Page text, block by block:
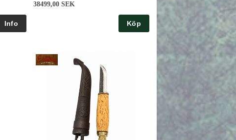
38499,00 SEK
Köp